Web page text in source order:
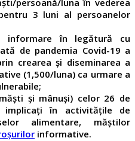
persoană/luna în vederea
3 luni al persoanelor
informare în legătură cu
de pandemia Covid-19 a
crearea și diseminarea a
(1,500/luna) ca urmare a
și mânuși) celor 26 de
în activitățile de
alimentare, măștilor
informative.